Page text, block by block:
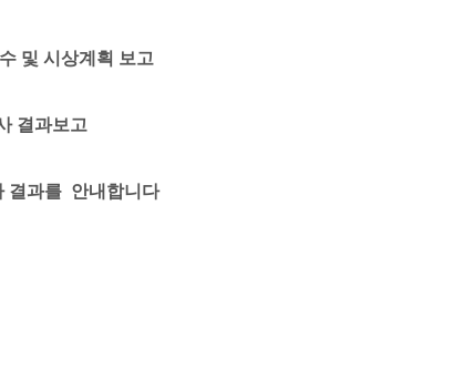
및 시상계획 보고
결과보고
결과를 안내합니다